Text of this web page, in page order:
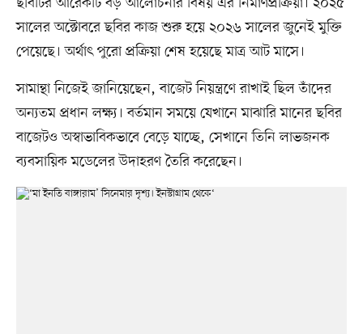
সালের অক্টোবরে ছবির কাজ শুরু হয়ে ২০২৬ সালের জুনেই মুক্তি
পেয়েছে। অর্থাৎ পুরো প্রক্রিয়া শেষ হয়েছে মাত্র আট মাসে।
সামান্থা নিজেই জানিয়েছেন, বাজেট নিয়ন্ত্রণে রাখাই ছিল তাঁদের
অন্যতম প্রধান লক্ষ্য। বর্তমান সময়ে যেখানে মাঝারি মানের ছবির
বাজেটও অস্বাভাবিকভাবে বেড়ে যাচ্ছে, সেখানে তিনি লাভজনক
ব্যবসায়িক মডেলের উদাহরণ তৈরি করেছেন।